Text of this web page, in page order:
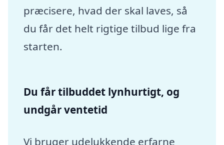
præcisere, hvad der skal laves, så
du får det helt rigtige tilbud lige fra
starten.
Du får tilbuddet lynhurtigt, og
undgår ventetid
Vi bruger udelukkende erfarne